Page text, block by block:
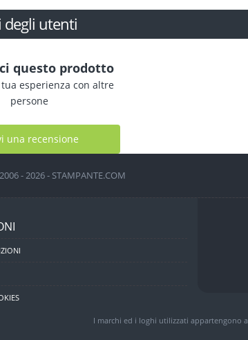
utenti
questo prodotto
esperienza con altre
persone
una recensione
- 2026 - STAMPANTE.COM
I marchi ed i loghi utilizzati